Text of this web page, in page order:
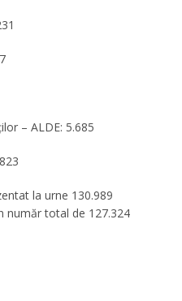
– ALDE: 5.685
la urne 130.989
număr total de 127.324